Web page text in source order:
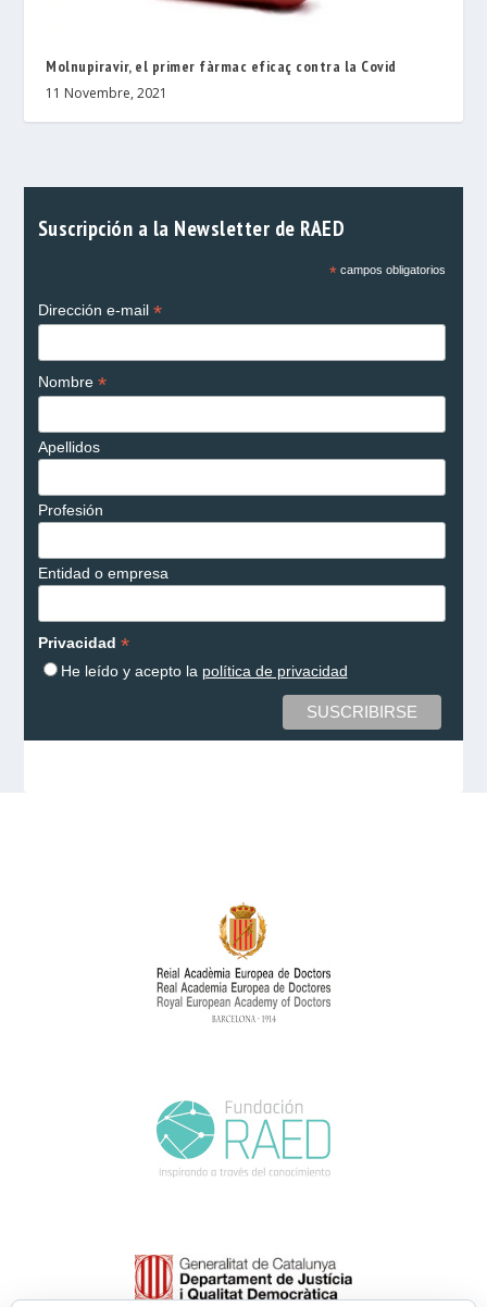
Molnupiravir, el primer fàrmac eficaç contra la Covid
11 Novembre, 2021
Suscripción a la Newsletter de RAED
*campos obligatorios
Dirección e-mail *
Nombre *
Apellidos
Profesión
Entidad o empresa
Privacidad *
He leído y acepto la política de privacidad